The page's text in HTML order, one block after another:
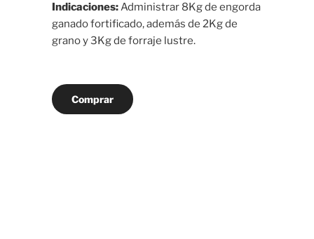
Indicaciones:Administrar 8Kg de engorda
ganado fortificado, además de 2Kg de
grano y 3Kg de forraje lustre.
Comprar